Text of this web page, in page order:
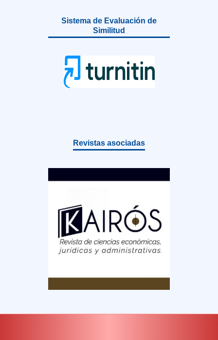
Sistema de Evaluación de
Similitud
Revistas asociadas